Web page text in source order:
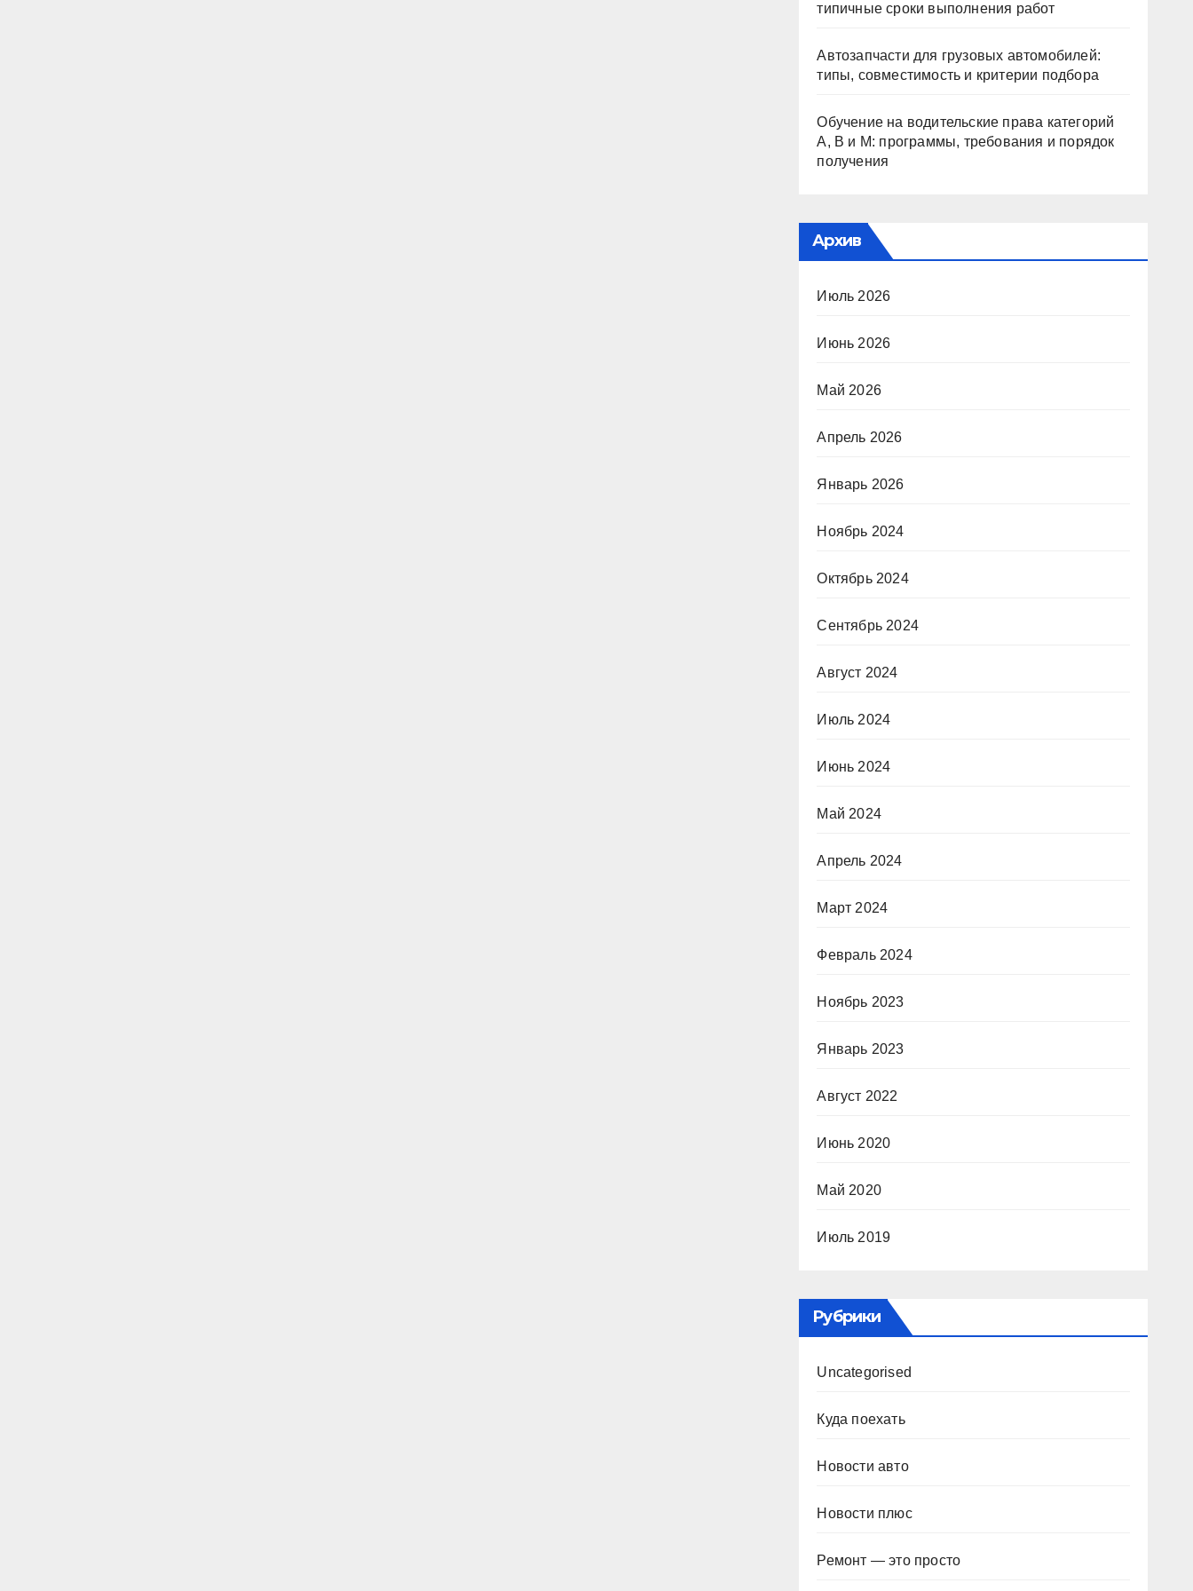
типичные сроки выполнения работ
Автозапчасти для грузовых автомобилей:
типы, совместимость и критерии подбора
Обучение на водительские права категорий
A, B и M: программы, требования и порядок
получения
Архив
Июль 2026
Июнь 2026
Май 2026
Апрель 2026
Январь 2026
Ноябрь 2024
Октябрь 2024
Сентябрь 2024
Август 2024
Июль 2024
Июнь 2024
Май 2024
Апрель 2024
Март 2024
Февраль 2024
Ноябрь 2023
Январь 2023
Август 2022
Июнь 2020
Май 2020
Июль 2019
Рубрики
Uncategorised
Куда поехать
Новости авто
Новости плюс
Ремонт — это просто